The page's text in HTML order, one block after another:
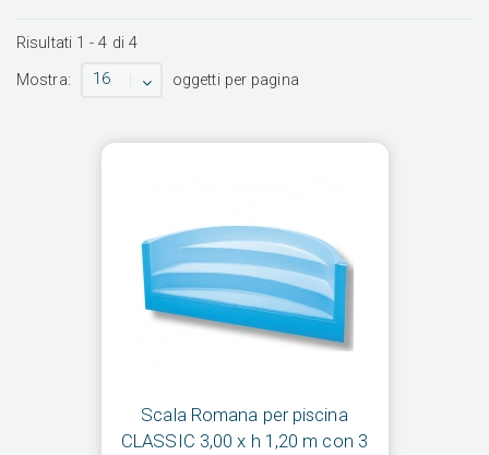
Risultati 1 -4 di 4
Mostra:
16 oggetti per pagina
Scala Romana per piscina
CLASSIC 3,00 x h 1,20 m con 3